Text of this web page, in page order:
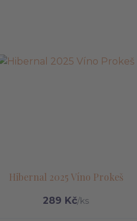
Hibernal 2025 Víno Prokeš
289 Kč/ks